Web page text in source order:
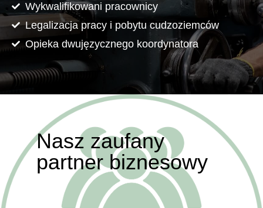
Wykwalifikowani pracownicy
Legalizacja pracy i pobytu cudzoziemców
Opieka dwujęzycznego koordynatora
Nasz zaufany
partner biznesowy